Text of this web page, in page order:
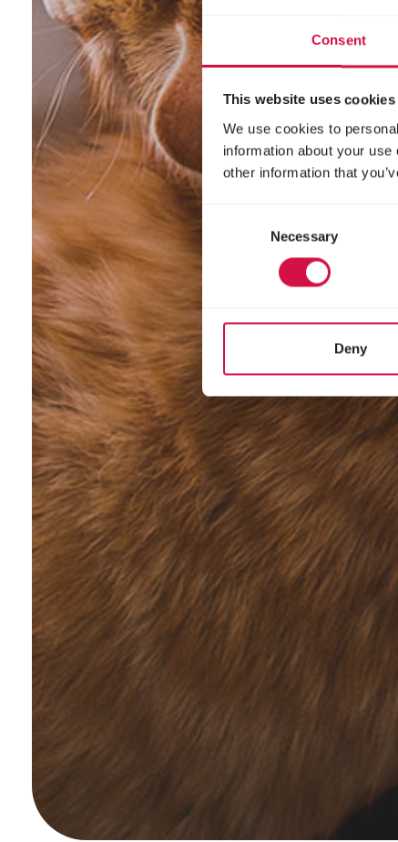
Consent
This website uses cookies
We use cookies to
information about your
other information that
Necessary
Deny